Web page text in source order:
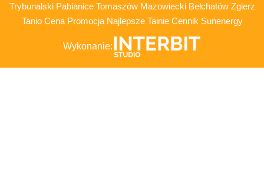
Trybunalski Pabianice Tomaszów Mazowiecki Bełchatów Zgierz
Tanio Cena Promocja Najlepsze Tainie Cennik Sunenergy
Wykonanie: